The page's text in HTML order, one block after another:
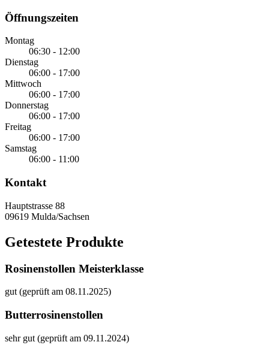
Öffnungszeiten
Montag
06:30 - 12:00
Dienstag
06:00 - 17:00
Mittwoch
06:00 - 17:00
Donnerstag
06:00 - 17:00
Freitag
06:00 - 17:00
Samstag
06:00 - 11:00
Kontakt
Hauptstrasse 88
09619 Mulda/Sachsen
Getestete Produkte
Rosinenstollen Meisterklasse
gut (geprüft am 08.11.2025)
Butterrosinenstollen
sehr gut (geprüft am 09.11.2024)